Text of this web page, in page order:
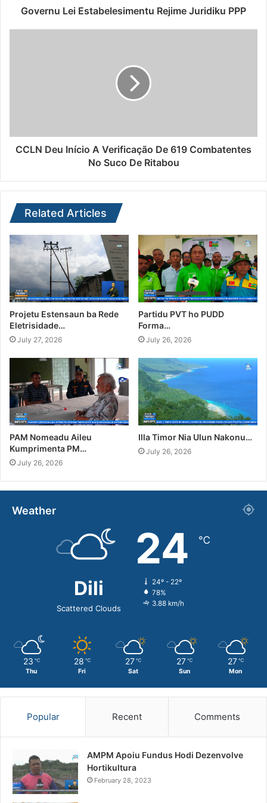
Governu Lei Estabelesimentu Rejime Juridiku PPP
CCLN Deu Início A Verificação De 619 Combatentes
No Suco De Ritabou
Related Articles
Projetu Estensaun ba Rede
Eletrisidade…
July 27, 2026
Partidu PVT ho PUDD
Forma…
July 26, 2026
PAM Nomeadu Aileu
Kumprimenta PM…
July 26, 2026
Illa Timor Nia Ulun Nakonu…
July 26, 2026
Weather
Dili
Scattered Clouds
24 ℃
24º - 22º
78%
3.88 km/h
23 ℃
Thu
28 ℃
Fri
27 ℃
Sat
27 ℃
Sun
27 ℃
Mon
Popular Recent Comments
AMPM Apoiu Fundus Hodi Dezenvolve
Hortikultura
February 28, 2023